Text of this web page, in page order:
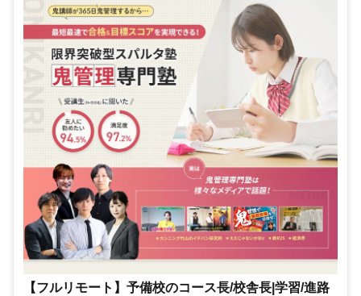
【フルリモート】予備校のコース長/校舎長|学習/進路